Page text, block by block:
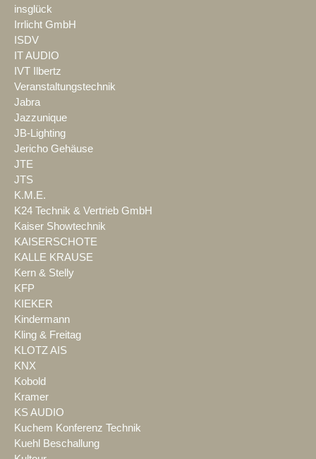
insglück
Irrlicht GmbH
ISDV
IT AUDIO
IVT Ilbertz
Veranstaltungstechnik
Jabra
Jazzunique
JB-Lighting
Jericho Gehäuse
JTE
JTS
K.M.E.
K24 Technik & Vertrieb GmbH
Kaiser Showtechnik
KAISERSCHOTE
KALLE KRAUSE
Kern & Stelly
KFP
KIEKER
Kindermann
Kling & Freitag
KLOTZ AIS
KNX
Kobold
Kramer
KS AUDIO
Kuchem Konferenz Technik
Kuehl Beschallung